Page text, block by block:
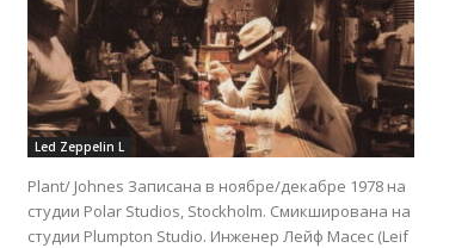
Led Zeppelin L
Plant/ Johnes Записана в ноябре/декабре 1978 на
студии Polar Studios, Stockholm. Смикширована на
студии Plumpton Studio. Инженер Лейф Масес (Leif